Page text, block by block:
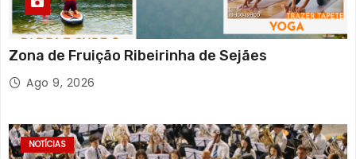
Zona de Fruição Ribeirinha de Sejães
Ago 9, 2026
NOTÍCIAS